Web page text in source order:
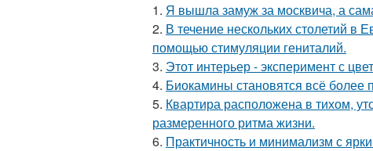
1. Я вышла замуж за москвича, а
2. В течение нескольких столетий в
помощью стимуляции гениталий.
3. Этот интерьер - эксперимент с
4. Биокамины становятся всё
5. Квартира расположена в тихом,
размеренного ритма жизни.
6. Практичность и минимализм с